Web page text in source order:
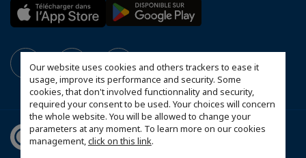
Our website uses cookies and others trackers to ease it
usage, improve its performance and security. Some
cookies, that don't involved functionnality and security,
required your consent to be used. Your choices will concern
the whole website. You will be allowed to change your
parameters at any moment. To learn more on our cookies
management,click on this link.